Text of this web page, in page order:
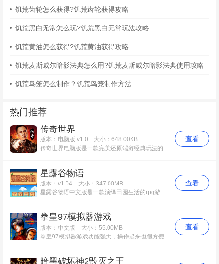
饥荒齿轮怎么获得?饥荒齿轮获得攻略
饥荒黑白无常怎么玩?饥荒黑白无常玩法攻略
饥荒黄油怎么获得?饥荒黄油获得攻略
饥荒麦斯威尔暗影法典怎么用?饥荒麦斯威尔暗影法典使用攻略
饥荒鸟笼怎么制作？饥荒鸟笼制作方法
热门推荐
传奇世界
版本：电脑版 v1.0
大小：648.00KB
传奇世界电脑版是一款完美还原端游经典玩法的传奇类角色扮演游戏，腾讯传奇世界电脑版游戏中神魔双雄，荣耀现世，全新版本“神渊魔域”跨服远征。魔君陈小春、神将刘烨，进驻明星服，火爆开服，福利升级! 十三年经典升级，一亿传奇兄弟逐鹿中州，随时随地，只求战个痛快!
查看
星露谷物语
版本：v1.04
大小：347.00MB
星露谷物语中文版是一款演绎田园生活的rpg游戏，支持最多4人协力游戏。在自己的农场中，玩家可以种庄稼、饲养牲畜，可以打造建筑或装饰自己的房子。此外，玩家还可以访问附近的村庄和集市，在这里可以见到其他角色，可以和人结婚哦。星露谷物语中文版烹饪、钓鱼、手工业，进入随机生成的洞穴中探险，找到新资源，同怪物战斗等等。
查看
拳皇97模拟器游戏
版本：中文版
大小：55.00MB
拳皇97模拟器游戏功能强大，操作起来也很方便，即使是新手用户，也能够轻易地熟练使用。97拳皇模拟器中文版版完全免费，界面美观，设计得非常人性化，拳皇97模拟器游戏是用户工作和生活中的好帮手。
查看
暗黑破坏神2毁灭之王